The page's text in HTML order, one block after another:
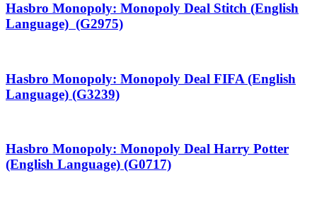
Hasbro Monopoly: Monopoly Deal Stitch (English
Language) (G2975)
Hasbro Monopoly: Monopoly Deal FIFA (English
Language) (G3239)
Hasbro Monopoly: Monopoly Deal Harry Potter
(English Language) (G0717)